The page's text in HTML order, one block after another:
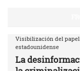
Visibilización del papel
estadounidense
La